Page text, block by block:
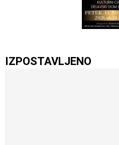
IZPOSTAVLJENO